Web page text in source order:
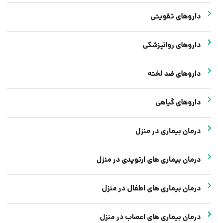
داروهای تقویتی
داروهای روانپزشکی
داروهای ضد لخته
داروهای گیاهی
درمان بیماری در منزل
درمان بیماری های ارتوپدی در منزل
درمان بیماری های اطفال در منزل
درمان بیماری های اعصاب در منزل